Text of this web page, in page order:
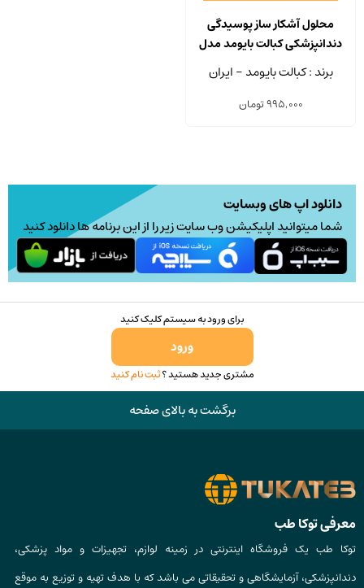
دارای
است
در
صفحه
محصول
انتخاب
شوند
محلول آشکار ساز پوسیدگی
دندانپزشکی کبالت بایومد مدل
Cobalt CDD حجم 6 میلی لیتر
برند : کبالت بایومد - ایران
995,000تومان
دانلود اپ های وبسایت
شما میتوانید اپلیکیشن وب سایت زیر را از این برنامه ها دانلود کنید
برای ورود به سیستم کلیک کنید
ورود
مشتری جدید هستید ؟ثبت نام کنید
برگشت به بالای صفحه
معرفی توکا طب
توکا طب یک فروشگاه اینترنتی در زمینه لوازم، تجهیزات و مواد پزشکی،
دندانپزشکی، آزمایشگاهی و تحقیقاتی می باشد که با هدف تهیه و توزیع به موقع